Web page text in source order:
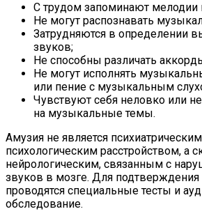
С трудом запоминают мелодии
Не могут распознавать
Затрудняются в определении
звуков;
Не способны различать
Не могут исполнять
или пение с музыкальным
Чувствуют себя неловко или
на музыкальные темы.
Амузия не является
психологическим расстройством, а
нейрологическим, связанным с
звуков в мозге. Для подтверждения
проводятся специальные тесты и
обследование.